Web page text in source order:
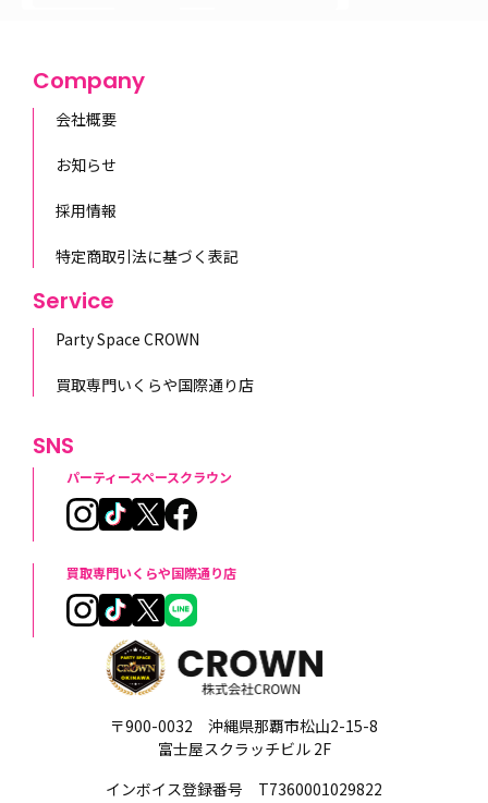
〒900-0032 沖縄県那覇市松山2-15-8
富士屋スクラッチビル 2F
インボイス登録番号 T7360001029822
Company
会社概要
お知らせ
採用情報
特定商取引法に基づく表記
Service
Party Space CROWN
買取専門いくらや国際通り店
SNS
パーティースペースクラウン
買取専門いくらや国際通り店